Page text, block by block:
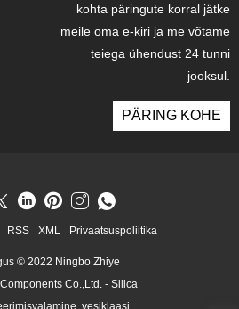
kohta päringute korral jätke
meile oma e-kiri ja me võtame
teiega ühendust 24 tunni
jooksul.
PÄRING KOHE
RSS XML Privaatsuspoliitika
© 2022 Ningbo Zhiye
Co.,Ltd. - Silica
vesiklaasi